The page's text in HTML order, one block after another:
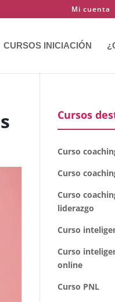
Mi cuenta
CURSOS INICIACIÓN
Cursos
Curso
Curso
Curso
liderazgo
Curso
Curso
online
Curso PNL